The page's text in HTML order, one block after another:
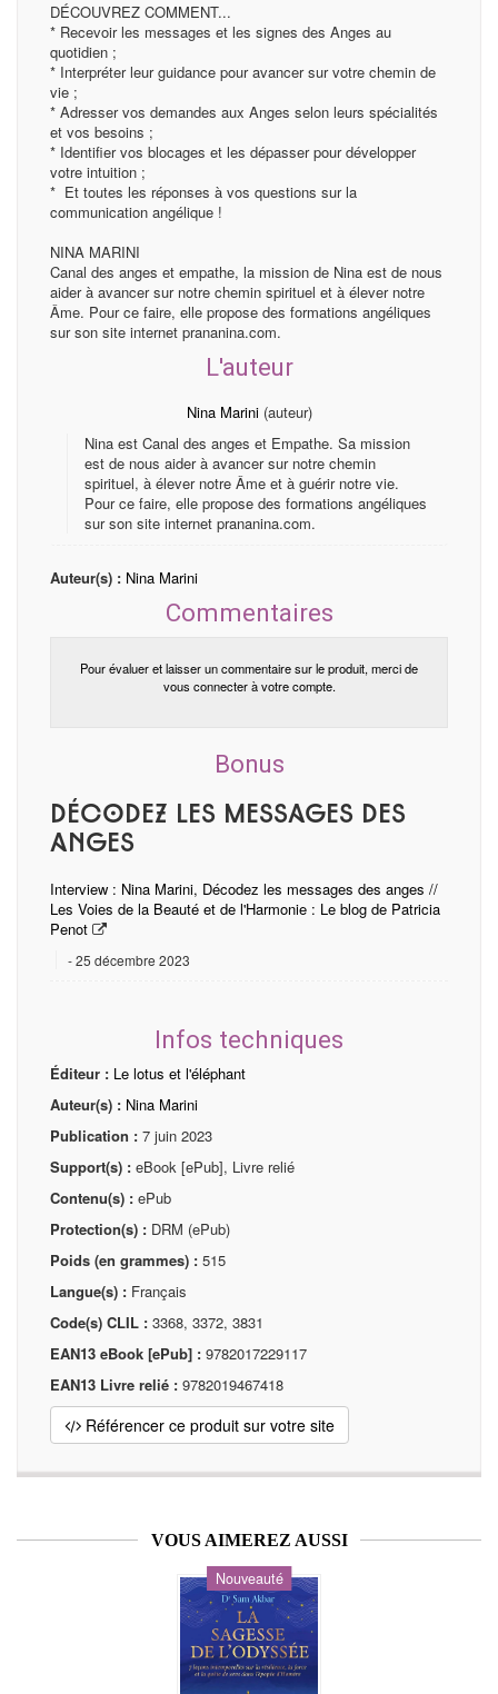
DÉCOUVREZ COMMENT...
* Recevoir les messages et les signes des Anges au
quotidien ;
* Interpréter leur guidance pour avancer sur votre chemin de
vie ;
* Adresser vos demandes aux Anges selon leurs spécialités
et vos besoins ;
* Identifier vos blocages et les dépasser pour développer
votre intuition ;
* Et toutes les réponses à vos questions sur la
communication angélique !
NINA MARINI
Canal des anges et empathe, la mission de Nina est de nous
aider à avancer sur notre chemin spirituel et à élever notre
Âme. Pour ce faire, elle propose des formations angéliques
sur son site internet prananina.com.
L'auteur
Nina Marini(auteur)
Nina est Canal des anges et Empathe. Sa mission
est de nous aider à avancer sur notre chemin
spirituel, à élever notre Âme et à guérir notre vie.
Pour ce faire, elle propose des formations angéliques
sur son site internet prananina.com.
Auteur(s) : Nina Marini
Commentaires
Pour évaluer et laisser un commentaire sur le produit, merci de
vous connecter à votre compte.
Bonus
Décodez les messages des
anges
Interview : Nina Marini, Décodez les messages des anges //
Les Voies de la Beauté et de l'Harmonie : Le blog de Patricia
Penot
25 décembre 2023
Infos techniques
Éditeur : Le lotus et l'éléphant
Auteur(s) : Nina Marini
Publication : 7 juin 2023
Support(s) : eBook [ePub], Livre relié
Contenu(s) : ePub
Protection(s) : DRM (ePub)
Poids (en grammes) : 515
Langue(s) : Français
Code(s) CLIL : 3368, 3372, 3831
EAN13 eBook [ePub] : 9782017229117
EAN13 Livre relié : 9782019467418
Référencer ce produit sur votre site
VOUS AIMEREZ AUSSI
Nouveauté